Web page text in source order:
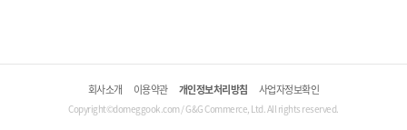
회사소개 이용약관 개인정보처리방침 사업자정보확인
Copyright©domeggook.com / G&G Commerce, Ltd. All rights reserved.